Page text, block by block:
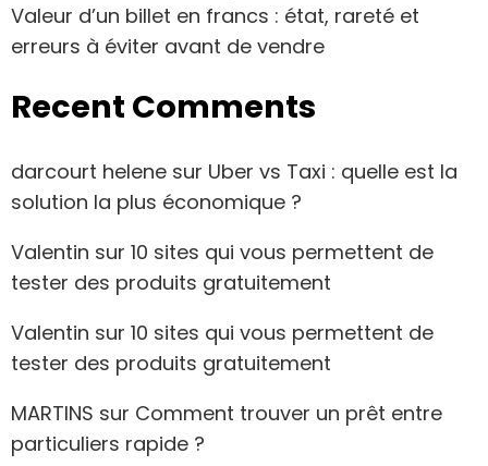
Valeur d’un billet en francs : état, rareté et
erreurs à éviter avant de vendre
Recent Comments
darcourt helene sur Uber vs Taxi : quelle est la
solution la plus économique ?
Valentin sur 10 sites qui vous permettent de
tester des produits gratuitement
Valentin sur 10 sites qui vous permettent de
tester des produits gratuitement
MARTINS sur Comment trouver un prêt entre
particuliers rapide ?